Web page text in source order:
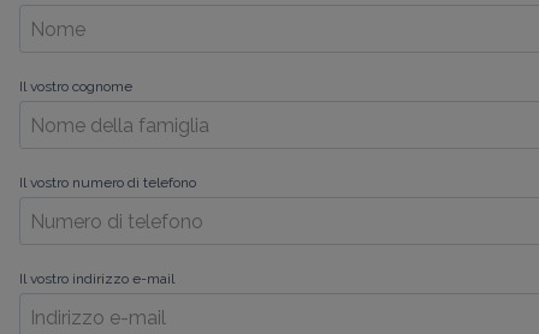
Il vostro cognome
Il vostro numero di telefono
Il vostro indirizzo e-mail